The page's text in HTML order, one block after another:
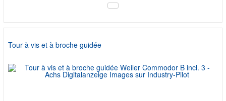
Tour à vis et à broche guidée